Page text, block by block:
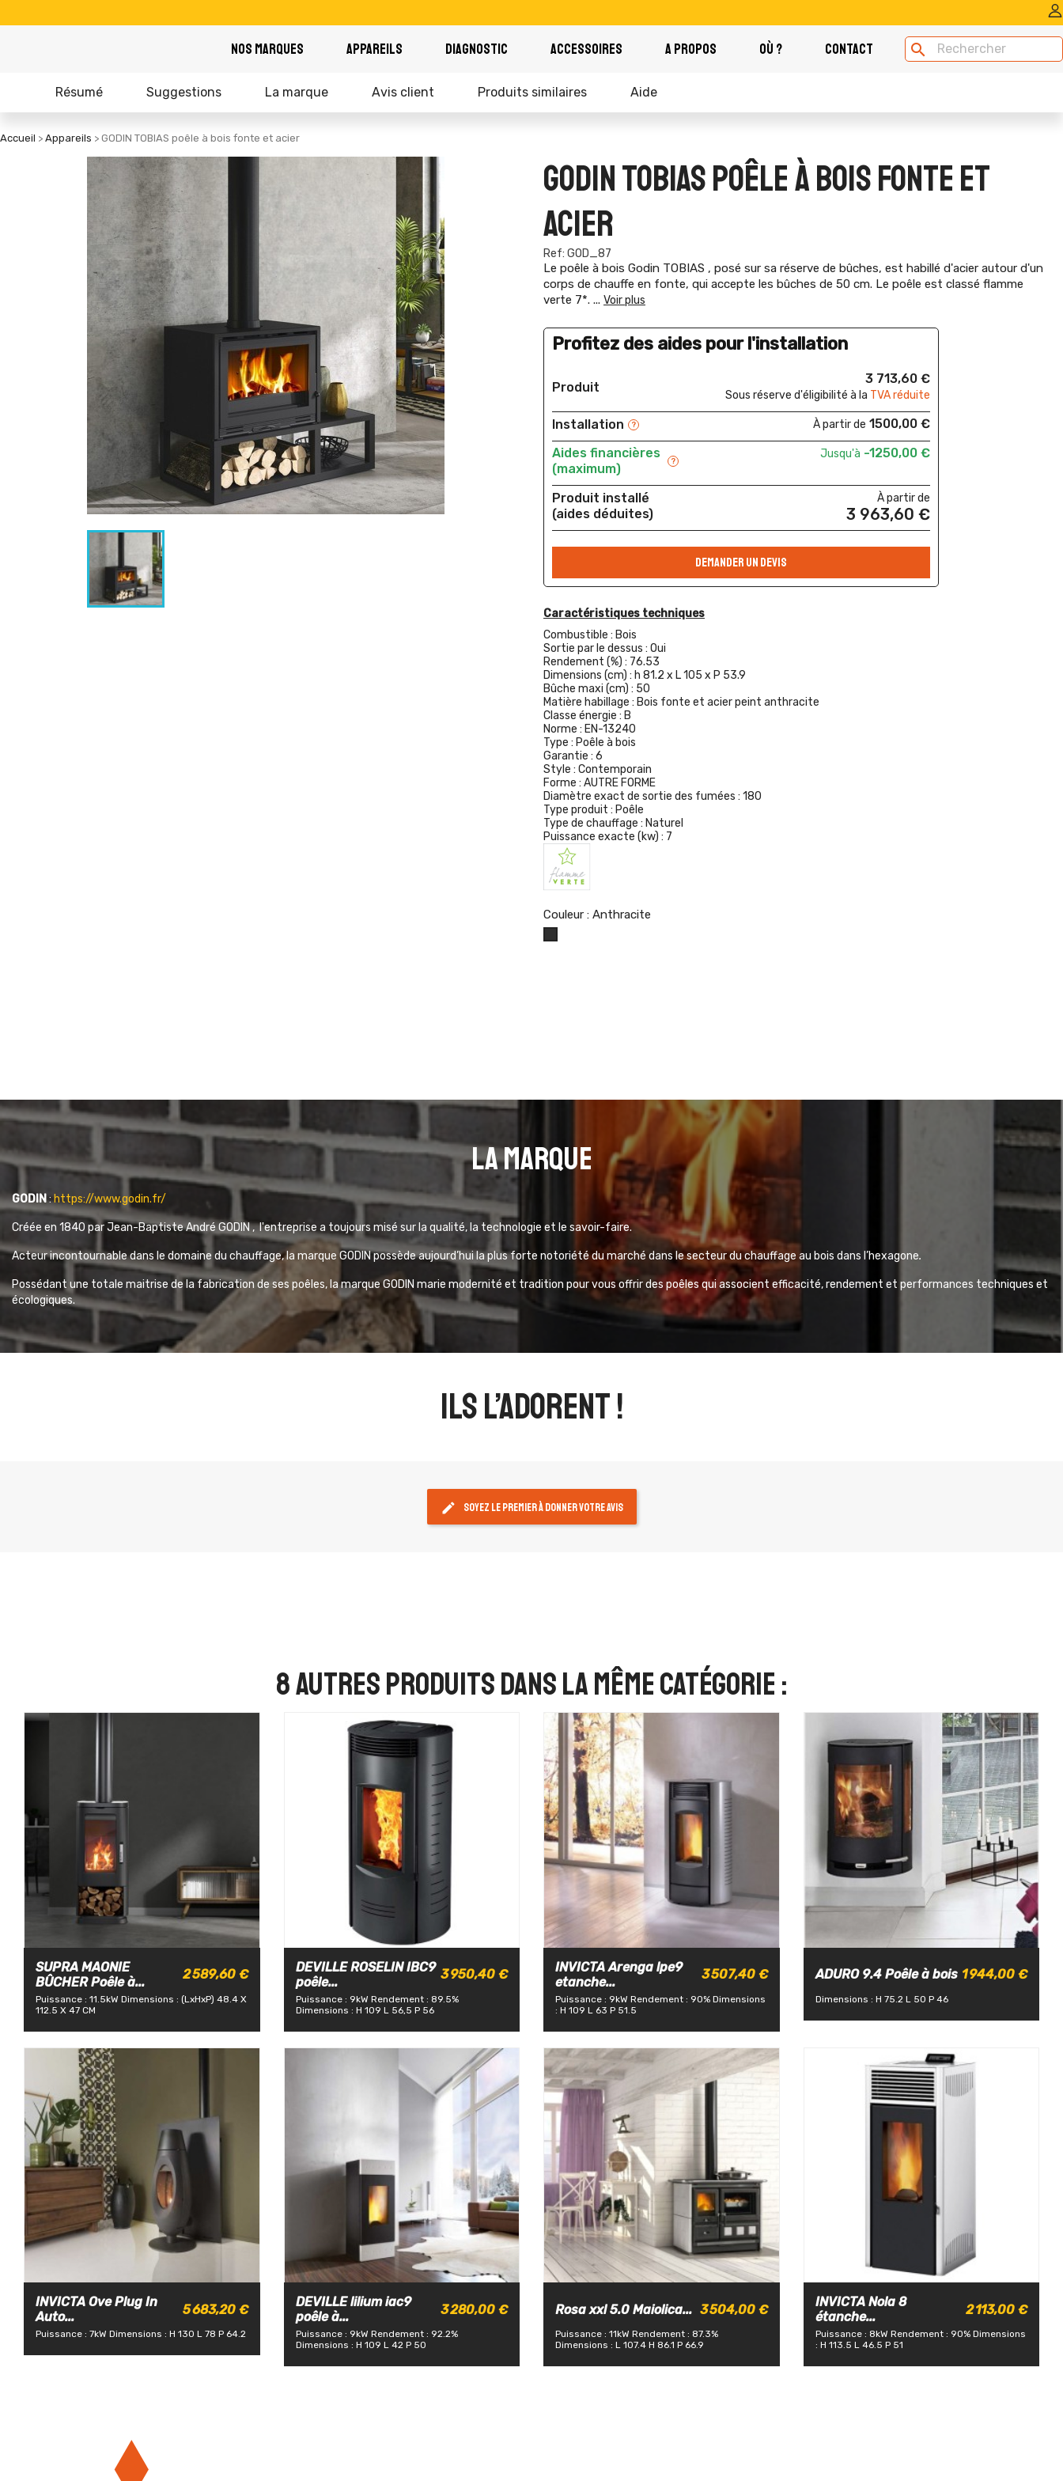
NOS MARQUES APPAREILS DIAGNOSTIC ACCESSOIRES A PROPOS OÙ ? CONTACT search
Accueil Appareils GODIN TOBIAS poêle à bois fonte et acier
Résumé Suggestions La marque Avis client Produits similaires Aide
GODIN TOBIAS POÊLE À BOIS FONTE ET
ACIER
Ref: GOD_87
Le poêle à bois Godin TOBIAS , posé sur sa réserve de bûches, est habillé d'acier autour d'un
corps de chauffe en fonte, qui accepte les bûches de 50 cm. Le poêle est classé flamme
verte 7*. ... Voir plus
Profitez des aides pour l'installation
Produit
3 713,60 €
Sous réserve d'éligibilité à la TVA réduite
Installation ? À partir de 1500,00 €
Aides financières
(maximum)
?
Jusqu'à -1250,00 €
Produit installé
(aides déduites)
À partir de
3 963,60 €
DEMANDER UN DEVIS
Caractéristiques techniques
Combustible : Bois
Sortie par le dessus : Oui
Rendement (%) : 76.53
Dimensions (cm) : h 81.2 x L 105 x P 53.9
Bûche maxi (cm) : 50
Matière habillage : Bois fonte et acier peint anthracite
Classe énergie : B
Norme : EN-13240
Type : Poêle à bois
Garantie : 6
Style : Contemporain
Forme : AUTRE FORME
Diamètre exact de sortie des fumées : 180
Type produit : Poêle
Type de chauffage : Naturel
Puissance exacte (kw) : 7
Couleur : Anthracite
La marque
GODIN:https://www.godin.fr/
Créée en 1840 par Jean-Baptiste André GODIN , l'entreprise a toujours misé sur la qualité, la technologie et le savoir-faire.
Acteur incontournable dans le domaine du chauffage,la marque GODIN possède aujourd’hui la plus forte notoriété du marché dans le secteur du chauffage au bois dans l’hexagone.
Possédant une totale maitrise de la fabrication de ses poêles, la marque GODIN marie modernité et tradition pour vous offrir des poêles qui associent efficacité, rendement et performances techniques et
écologiques.
ils l’adorent !
edit Soyez le premier à donner votre avis
8 autres produits dans la même catégorie :
SUPRA MAONIE
BÛCHER Poêle à...
2 589,60 €
Puissance : 11.5kW Dimensions : (LxHxP) 48.4 X
112.5 X 47 CM
DEVILLE ROSELIN IBC9
poêle...
3 950,40 €
Puissance : 9kW Rendement : 89.5%
Dimensions : H 109 L 56,5 P 56
INVICTA Arenga lpe9
etanche...
3 507,40 €
Puissance : 9kW Rendement : 90% Dimensions
: H 109 L 63 P 51.5
ADURO 9.4 Poêle à bois 1 944,00 €
Dimensions : H 75.2 L 50 P 46
INVICTA Ove Plug In
Auto...
5 683,20 €
Puissance : 7kW Dimensions : H 130 L 78 P 64.2
DEVILLE lilium iac9
poêle à...
3 280,00 €
Puissance : 9kW Rendement : 92.2%
Dimensions : H 109 L 42 P 50
Rosa xxl 5.0 Maiolica... 3 504,00 €
Puissance : 11kW Rendement : 87.3%
Dimensions : L 107.4 H 86.1 P 66.9
INVICTA Nola 8
étanche...
2 113,00 €
Puissance : 8kW Rendement : 90% Dimensions
: H 113.5 L 46.5 P 51